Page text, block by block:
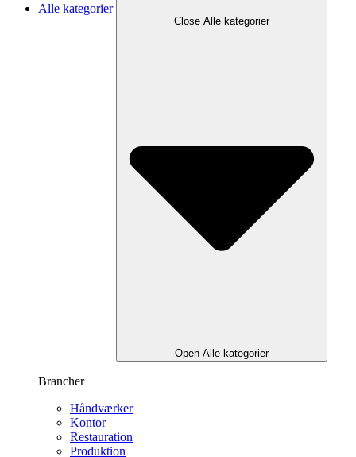
Alle kategorier
Close Alle kategorier
Open Alle kategorier
Brancher
Håndværker
Kontor
Restauration
Produktion